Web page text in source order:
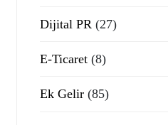
Dijital PR (27)
E-Ticaret (8)
Ek Gelir (85)